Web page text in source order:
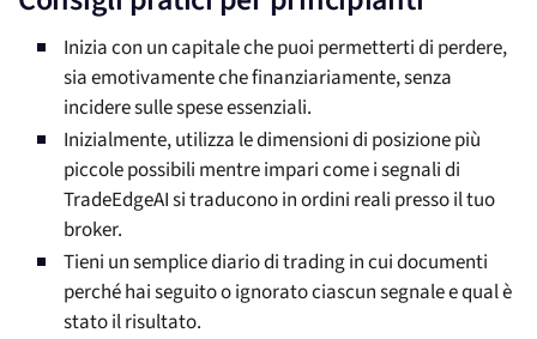
Inizia con un capitale che puoi permetterti di perdere,
sia emotivamente che finanziariamente, senza
incidere sulle spese essenziali.
Inizialmente, utilizza le dimensioni di posizione più
piccole possibili mentre impari come i segnali di
TradeEdgeAI si traducono in ordini reali presso il tuo
broker.
Tieni un semplice diario di trading in cui documenti
perché hai seguito o ignorato ciascun segnale e qual è
stato il risultato.